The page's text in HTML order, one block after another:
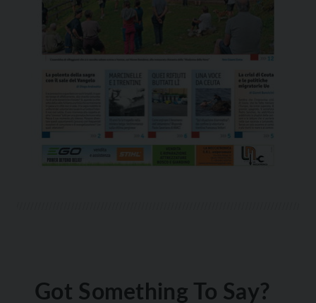
Got Something To Say?